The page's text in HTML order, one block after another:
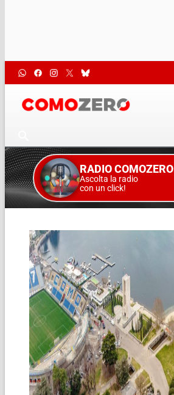
RADIO COMOZERO
Ascolta la radio
con un click!